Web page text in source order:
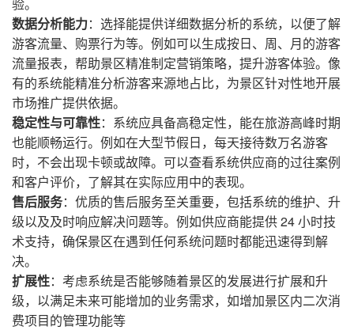
数据分析能力：选择能提供详细数据分析的系统，以便了解
游客流量、购票行为等。例如可以生成按日、周、月的游客
流量报表，帮助景区精准制定营销策略，提升游客体验。像
有的系统能精准分析游客来源地占比，为景区针对性地开展
市场推广提供依据。
稳定性与可靠性：系统应具备高稳定性，能在旅游高峰时期
也能顺畅运行。例如在大型节假日，每天接待数万名游客
时，不会出现卡顿或故障。可以查看系统供应商的过往案例
和客户评价，了解其在实际应用中的表现。
售后服务：优质的售后服务至关重要，包括系统的维护、升
级以及及时响应解决问题等。例如供应商能提供 24 小时技
术支持，确保景区在遇到任何系统问题时都能迅速得到解
决。
扩展性：考虑系统是否能够随着景区的发展进行扩展和升
级，以满足未来可能增加的业务需求，如增加景区内二次消
费项目的管理功能等